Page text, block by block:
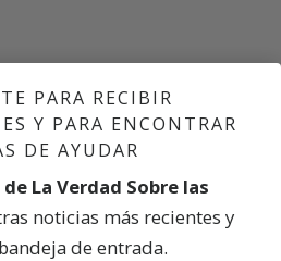
de la Marihuana
SIGUIENTE
PARA RECIBIR
Y PARA ENCONTRAR
DE AYUDAR
La Verdad Sobre las
noticias más recientes y
de entrada.